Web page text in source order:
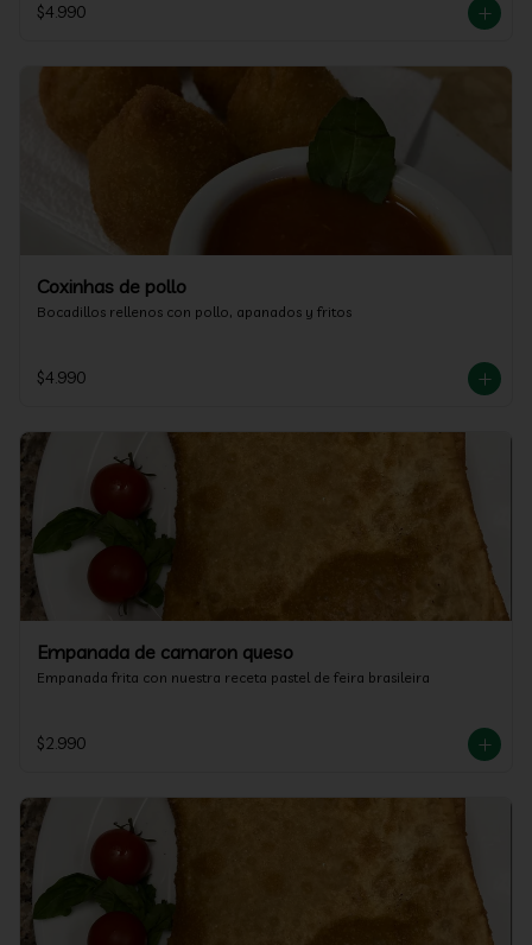
$4.990
Coxinhas de pollo
Bocadillos rellenos con pollo, apanados y fritos
$4.990
Empanada de camaron queso
Empanada frita con nuestra receta pastel de feira brasileira
$2.990